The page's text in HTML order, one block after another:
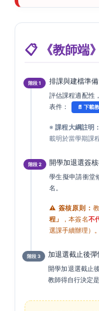
📋 《教師端
階段 1
排課與建檔準備
評估課程適配性
表件：
📄 下載
※課程大綱註明
載明於當學期課
階段 2
開學加退選簽核
學生擬申請衝堂
名。
⚠️ 簽核原則：
程」
，本簽名不
選課手續辦理）。
階段 3
加退選截止後彈
開學加退選截止
教師得自行決定